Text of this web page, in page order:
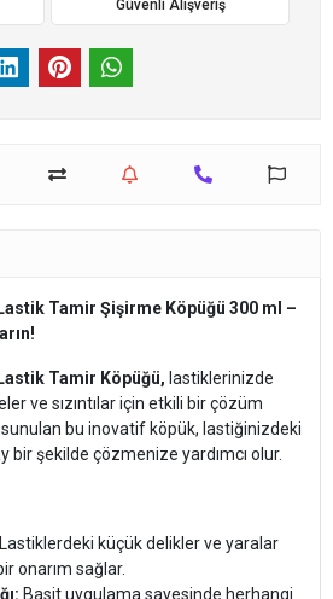
Güvenli Alışveriş
Tamir Şişirme Köpüğü 300 ml –
Tamir Köpüğü, lastiklerinizde
ve sızıntılar için etkili bir çözüm
bu inovatif köpük, lastiğinizdeki
bir şekilde çözmenize yardımcı olur.
Lastiklerdeki küçük delikler ve yaralar
onarım sağlar.
Basit uygulama sayesinde herhangi